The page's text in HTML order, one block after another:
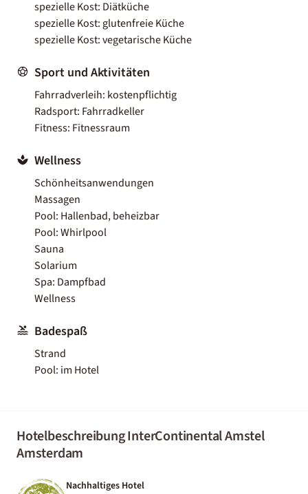
spezielle Kost: Diätküche
spezielle Kost: glutenfreie Küche
spezielle Kost: vegetarische Küche
Sport und Aktivitäten
Fahrradverleih: kostenpflichtig
Radsport: Fahrradkeller
Fitness: Fitnessraum
Wellness
Schönheitsanwendungen
Massagen
Pool: Hallenbad, beheizbar
Pool: Whirlpool
Sauna
Solarium
Spa: Dampfbad
Wellness
Badespaß
Strand
Pool: im Hotel
Hotelbeschreibung InterContinental Amstel
Amsterdam
Nachhaltiges Hotel